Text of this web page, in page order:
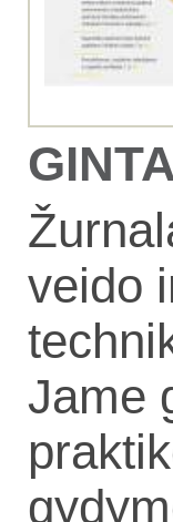
veido
Jame